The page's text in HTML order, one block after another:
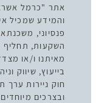
אתר "כרמל
והמידע שמכיל
פנסיוני,
השקעות, תחליף
מאיתנו ו/או
ובצרכים